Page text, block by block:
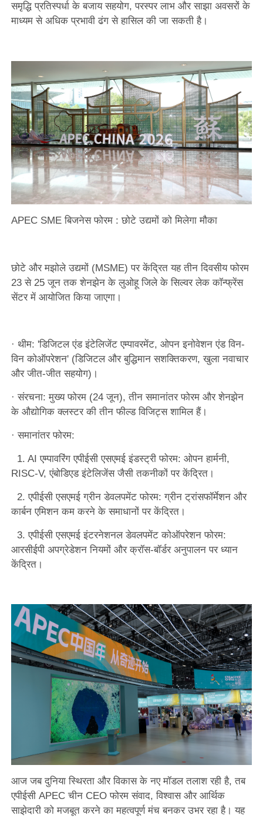
समृद्धि प्रतिस्पर्धा के बजाय सहयोग, परस्पर लाभ और साझा अवसरों के
माध्यम से अधिक प्रभावी ढंग से हासिल की जा सकती है।
APEC SME बिजनेस फोरम : छोटे उद्यमों को मिलेगा मौका
छोटे और मझोले उद्यमों (MSME) पर केंद्रित यह तीन दिवसीय फोरम
23 से 25 जून तक शेनझेन के लुओहू जिले के सिल्वर लेक कॉन्फ्रेंस
सेंटर में आयोजित किया जाएगा।
· थीम: 'डिजिटल एंड इंटेलिजेंट एम्पावरमेंट, ओपन इनोवेशन एंड विन-
विन कोऑपरेशन' (डिजिटल और बुद्धिमान सशक्तिकरण, खुला नवाचार
और जीत-जीत सहयोग)।
· संरचना: मुख्य फोरम (24 जून), तीन समानांतर फोरम और शेनझेन
के औद्योगिक क्लस्टर की तीन फील्ड विजिट्स शामिल हैं।
· समानांतर फोरम:
1. AI एम्पावरिंग एपीईसी एसएमई इंडस्ट्री फोरम: ओपन हार्मनी,
RISC-V, एंबोडिएड इंटेलिजेंस जैसी तकनीकों पर केंद्रित।
2. एपीईसी एसएमई ग्रीन डेवलपमेंट फोरम: ग्रीन ट्रांसफॉर्मेशन और
कार्बन एमिशन कम करने के समाधानों पर केंद्रित।
3. एपीईसी एसएमई इंटरनेशनल डेवलपमेंट कोऑपरेशन फोरम:
आरसीईपी अपग्रेडेशन नियमों और क्रॉस-बॉर्डर अनुपालन पर ध्यान
केंद्रित।
आज जब दुनिया स्थिरता और विकास के नए मॉडल तलाश रही है, तब
एपीईसी APEC चीन CEO फोरम संवाद, विश्वास और आर्थिक
साझेदारी को मजबूत करने का महत्वपूर्ण मंच बनकर उभर रहा है। यह